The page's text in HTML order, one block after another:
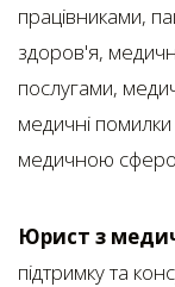
працівниками,
здоров'я,
послугами,
медичні
медичною
Юрист з
підтримку та